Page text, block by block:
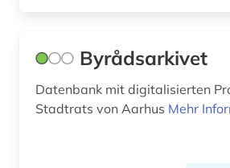
kopenhagen (20)
kriminalstatistik (1)
Byrådsarkivet
Datenbank mit digitalisierten
Stadtrats von Aarhus Mehr